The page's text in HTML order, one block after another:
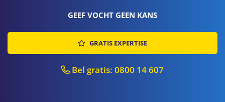
GEEF VOCHT GEEN KANS
GRATIS EXPERTISE
Bel gratis: 0800 14 607